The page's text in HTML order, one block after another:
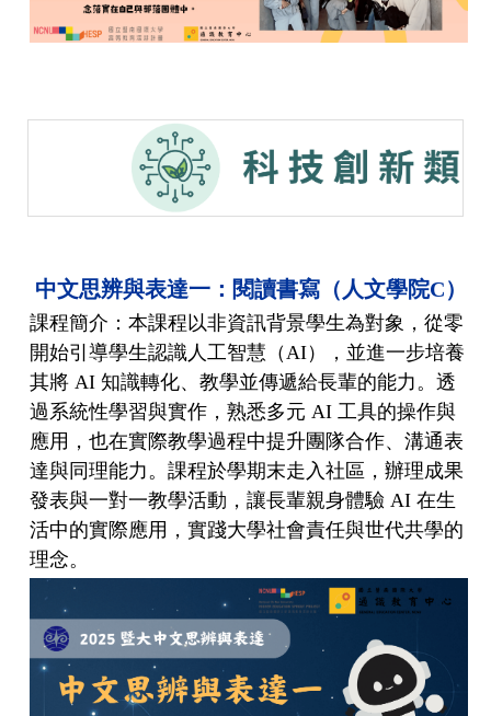
中文思辨與表達一：閱讀書寫（人文學院C）
課程簡介：本課程以非資訊背景學生為對象，從零
開始引導學生認識人工智慧（AI），並進一步培養
其將 AI 知識轉化、教學並傳遞給長輩的能力。透
過系統性學習與實作，熟悉多元 AI 工具的操作與
應用，也在實際教學過程中提升團隊合作、溝通表
達與同理能力。課程於學期末走入社區，辦理成果
發表與一對一教學活動，讓長輩親身體驗 AI 在生
活中的實際應用，實踐大學社會責任與世代共學的
理念。